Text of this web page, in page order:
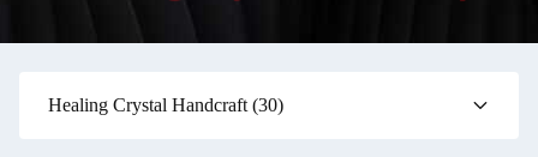
Healing Crystal Handcraft (30)